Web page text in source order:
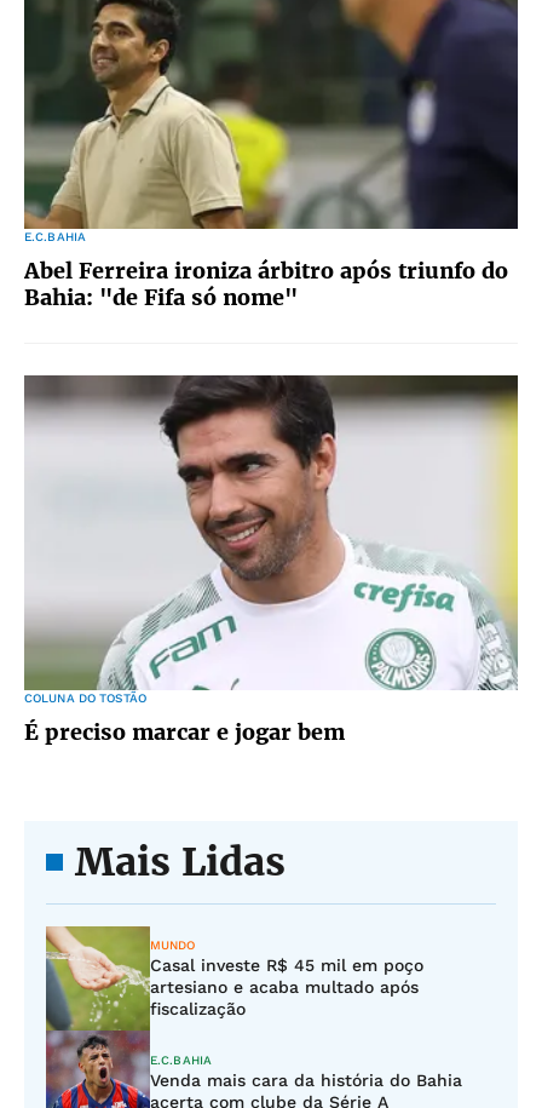
E.C.BAHIA
Abel Ferreira ironiza árbitro após triunfo do
Bahia: "de Fifa só nome"
COLUNA DO TOSTÃO
É preciso marcar e jogar bem
Mais Lidas
MUNDO
Casal investe R$ 45 mil em poço
artesiano e acaba multado após
fiscalização
E.C.BAHIA
Venda mais cara da história do Bahia
acerta com clube da Série A